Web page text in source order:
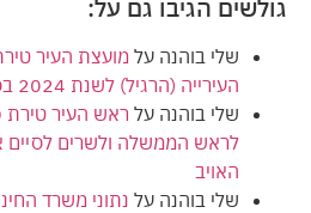
גולשים הגיבו גם על:
שלי בוהנה על מועצת העיר
העירייה (הרגיל) לשנת 2024 בסך של 303 מיליון ש"ח
שלי בוהנה על ראש העיר טירת
לראש הממשלה ולשרים
האויב
שלי בוהנה על נתוני משרד